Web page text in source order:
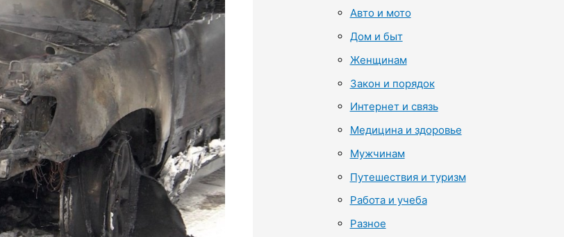
Авто и мото
Дом и быт
Женщинам
Закон и порядок
Интернет и связь
Медицина и здоровье
Мужчинам
Путешествия и туризм
Работа и учеба
Разное